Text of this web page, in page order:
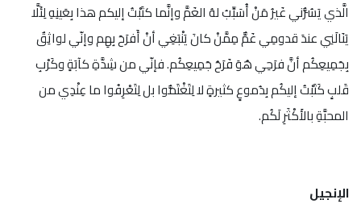
الَّذي يَسُرُّني غَيرُ مَنْ أُسَبِّبُ لهُ الغَمَّ وإنَّما كتَبْتُ إليكم هذا بِعَينِهِ لِئَلَّا
يَنَالَنِي عندَ قدومِي غَمٌّ مِمَّنْ كانَ يَنْبَغِي أنْ أَفرَحَ بِهِم وإنّي لواثِقٌ
بِجَمِيعِكُم أنَّ فرَحِي هُوَ فَرَحُ جَمِيعِكُم. فإنّي من شِدَّةِ كآبَةٍ وكَرْبِ
قَلبٍ كَتَبْتُ إليكُم بِدُموعٍ كثيرةٍ لا لِتَغْتَمُّوا بل لِتَعْرِفُوا ما عِنْدِي من
المحبَّةِ بالأَكْثَرِ لَكُم.
الإنجيل